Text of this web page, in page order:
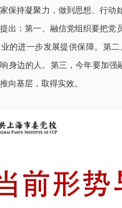
保持凝聚力，做到思想、行
出：第一、融信党组织要把党
的进一步发展提供保障。第
身边的人。第三，今年要加强
向基层，取得实效。